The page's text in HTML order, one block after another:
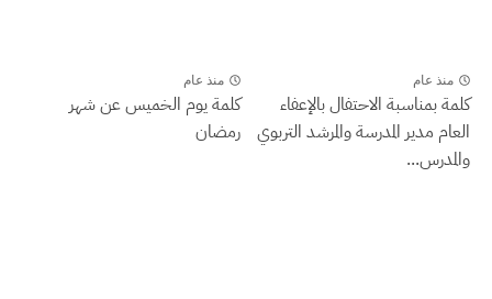
منذ عام
كلمة بمناسبة الاحتفال بالإعفاء
العام مدير المدرسة والمرشد التربوي
والمدرس...
منذ عام
كلمة يوم الخميس عن شهر
رمضان